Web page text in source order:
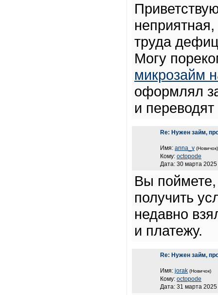
труда
Могу
микрозайм
оформлял
и
Re: Нужен займ,
Имя: anna_v (Новичок)
Кому: octopode
Дата: 30 марта 2025
Вы поймете,
получить
недавно
и платежу.
Re: Нужен займ,
Имя: jorak (Новичок)
Кому: octopode
Дата: 31 марта 2025